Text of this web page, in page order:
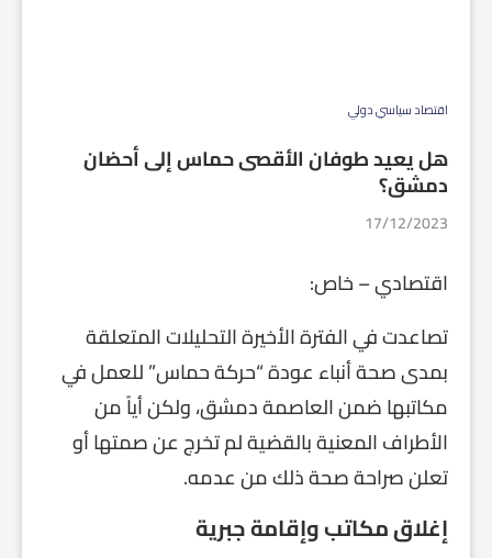
اقتصاد سياسي دولي
هل يعيد طوفان الأقصى حماس إلى أحضان
دمشق؟
17/12/2023
اقتصادي – خاص:
تصاعدت في الفترة الأخيرة التحليلات المتعلقة
بمدى صحة أنباء عودة “حركة حماس” للعمل في
مكاتبها ضمن العاصمة دمشق، ولكن أياً من
الأطراف المعنية بالقضية لم تخرج عن صمتها أو
تعلن صراحة صحة ذلك من عدمه.
إغلاق مكاتب وإقامة جبرية